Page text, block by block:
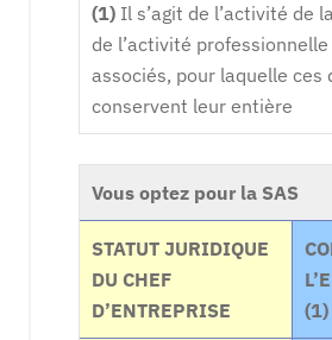
(1) Il s’agit de l’activité de
de l’activité professionnelle
associés, pour laquelle ces
conservent leur entière
Vous optez pour la SAS
STATUT JURIDIQUE
DU CHEF
D’ENTREPRISE
(1)